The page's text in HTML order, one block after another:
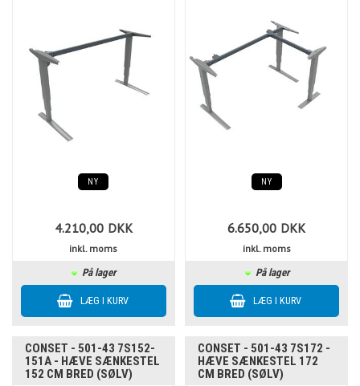
NY
4.210,00 DKK
inkl. moms
På lager
NY
6.650,00 DKK
inkl. moms
På lager
CONSET - 501-43 7S152-
151A - HÆVE SÆNKESTEL
152 CM BRED (SØLV)
CONSET - 501-43 7S172 -
HÆVE SÆNKESTEL 172
CM BRED (SØLV)